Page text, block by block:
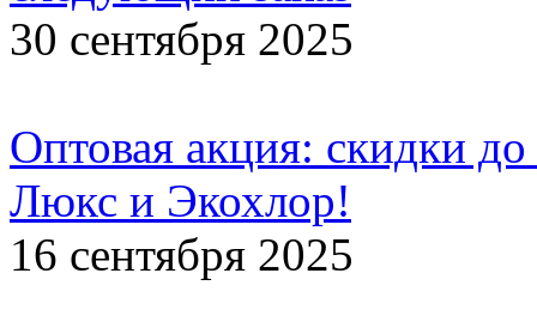
30 сентября 2025
Оптовая акция: скидки
Люкс и Экохлор!
16 сентября 2025